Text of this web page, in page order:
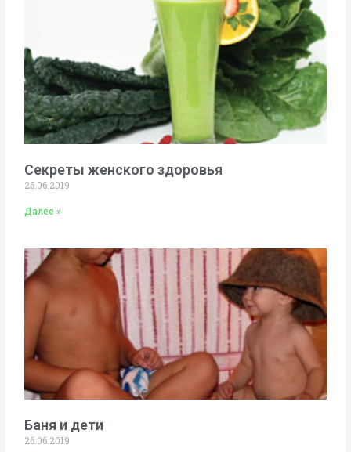
Секреты женского здоровья
26.06.2019
Далее »
Баня и дети
26.06.2019